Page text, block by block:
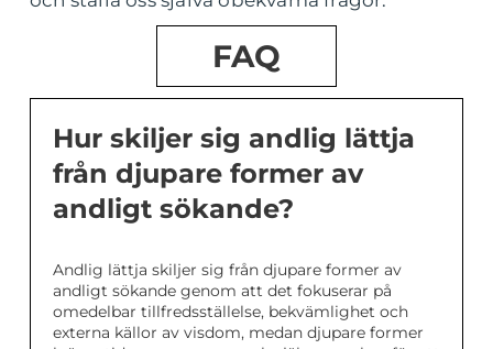
FAQ
Hur skiljer sig andlig lättja
från djupare former av
andligt sökande?
Andlig lättja skiljer sig från djupare former av
andligt sökande genom att det fokuserar på
omedelbar tillfredsställelse, bekvämlighet och
externa källor av visdom, medan djupare former